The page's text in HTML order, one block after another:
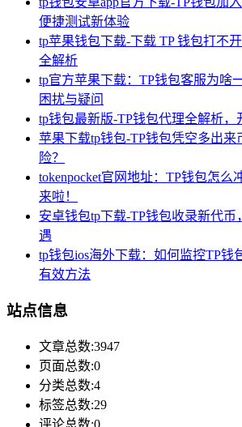
便捷测试新体验
tp苹果钱包下载-下载 TP 钱包打不
全解析
tp官方苹果下载：TP钱包客服为啥
困扰与疑问
tp钱包最新版-TP钱包代理全解析，
苹果下载tp钱包-TP钱包凭空多出来
险？
tokenpocket官网地址：TP钱包怎么
来啦！
安卓钱包tp下载-TP钱包收录新代
遇
tp钱包ios海外下载：如何监控TP钱
有效方法
站点信息
文章总数:3947
页面总数:0
分类总数:4
标签总数:29
评论总数:0